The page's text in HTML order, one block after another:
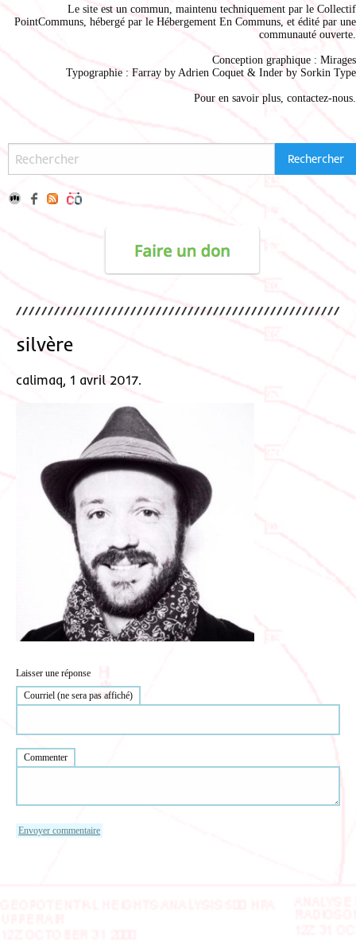
Le site est un commun, maintenu techniquement par le Collectif
PointCommuns , hébergé par le Hébergement En Communs , et édité par une
communauté ouverte.
Conception graphique : Mirages
Typographie : Farray by Adrien Coquet & Inder by Sorkin Type
Pour en savoir plus, contactez-nous
silvère
calimaq, 1 avril 2017.
Laisser une réponse
Courriel (ne sera pas affiché)
Commenter